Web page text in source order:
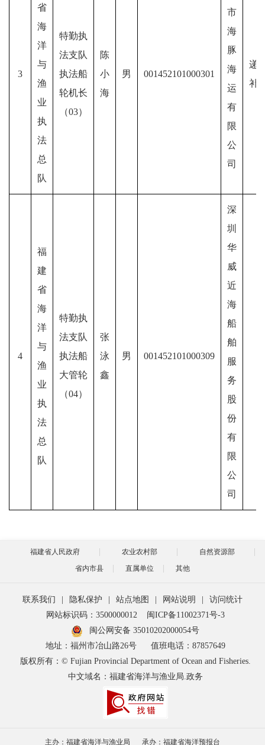
3
省
海
洋
与
渔
业
执
法
总
队
特勤执
法支队
执法船
轮机长
（03）
陈
小
海
男 001452101000301
市
海
豚
海
运
有
限
公
司
递
补
4
福
建
省
海
洋
与
渔
业
执
法
总
队
特勤执
法支队
执法船
大管轮
（04）
张
泳
鑫
男 001452101000309
深
圳
华
威
近
海
船
舶
服
务
股
份
有
限
公
司
福建省人民政府 农业农村部
自然资源部
省内市县
直属单位 其他
联系我们 隐私保护 站点地图 网站说明
访问统计
网站标识码：3500000012
闽ICP备11002371号-3
闽公网安备 35010202000054号
地址：福州市冶山路26号
值班电话：87857649
版权所有：© Fujian Provincial Department of Ocean and Fisheries.
中文域名：福建省海洋与渔业局.政务
主办：福建省海洋与渔业局 承办：福建省海洋预报台